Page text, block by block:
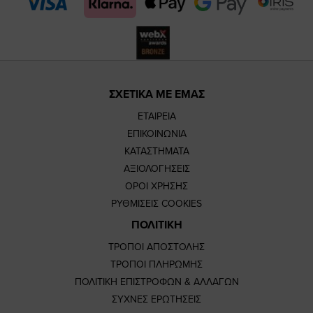
ΣΧΕΤΙΚΑ ΜΕ ΕΜΑΣ
ΕΤΑΙΡΕΙΑ
ΕΠΙΚΟΙΝΩΝΙΑ
ΚΑΤΑΣΤΗΜΑΤΑ
ΑΞΙΟΛΟΓΗΣΕΙΣ
ΟΡΟΙ ΧΡΗΣΗΣ
ΡΥΘΜΙΣΕΙΣ COOKIES
ΠΟΛΙΤΙΚΗ
ΤΡΟΠΟΙ ΑΠΟΣΤΟΛΗΣ
ΤΡΟΠΟΙ ΠΛΗΡΩΜΗΣ
ΠΟΛΙΤΙΚΗ ΕΠΙΣΤΡΟΦΩΝ & ΑΛΛΑΓΩΝ
ΣΥΧΝΕΣ ΕΡΩΤΗΣΕΙΣ